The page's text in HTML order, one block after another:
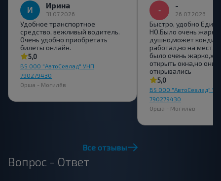
Ирина
31.07.2026
Удобное транспортное
средство, вежливый водитель.
Очень удобно приобретать
билеты онлайн.
5,0
BS ООО "АвтоСевлад" УНП
790279430
Орша - Могилёв
-
26.07.2026
Быстро, удобно
НО.Было очень жарко
душно,может
работал,но на
было очень
открыть окна,но они
открывались
5,0
BS ООО "АвтоСевлад"
790279430
Орша - Могилёв
Все отзывы
Вопрос - Ответ